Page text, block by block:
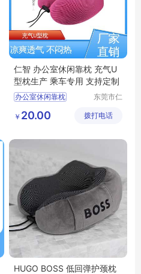
仁智 办公室休闲靠枕 充气U
型枕生产 乘车专用 支持定制
办公室休闲靠枕
透气型U型枕
东莞市仁
技有限公
￥ 20.00 拨打电话
HUGO BOSS 低回弹护颈枕